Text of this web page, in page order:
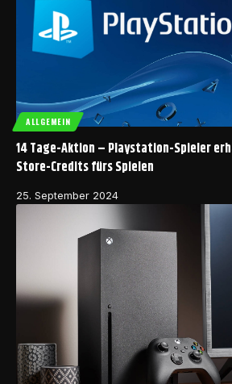
ALLGEMEIN
14 Tage-Aktion – Playstation-Spieler
Store-Credits fürs Spielen
25. September 2024